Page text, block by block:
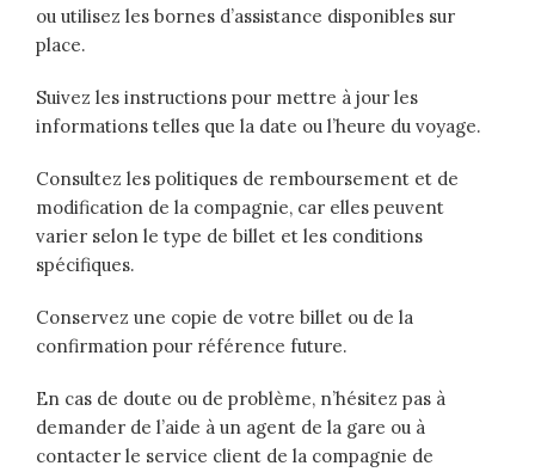
ou utilisez les bornes d’assistance disponibles sur
place.
Suivez les instructions pour mettre à jour les
informations telles que la date ou l’heure du voyage.
Consultez les politiques de remboursement et de
modification de la compagnie, car elles peuvent
varier selon le type de billet et les conditions
spécifiques.
Conservez une copie de votre billet ou de la
confirmation pour référence future.
En cas de doute ou de problème, n’hésitez pas à
demander de l’aide à un agent de la gare ou à
contacter le service client de la compagnie de